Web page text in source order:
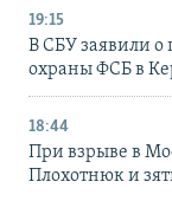
19:15
В СБУ заявили о
охраны ФСБ в
18:44
При взрыве в
Плохотнюк и